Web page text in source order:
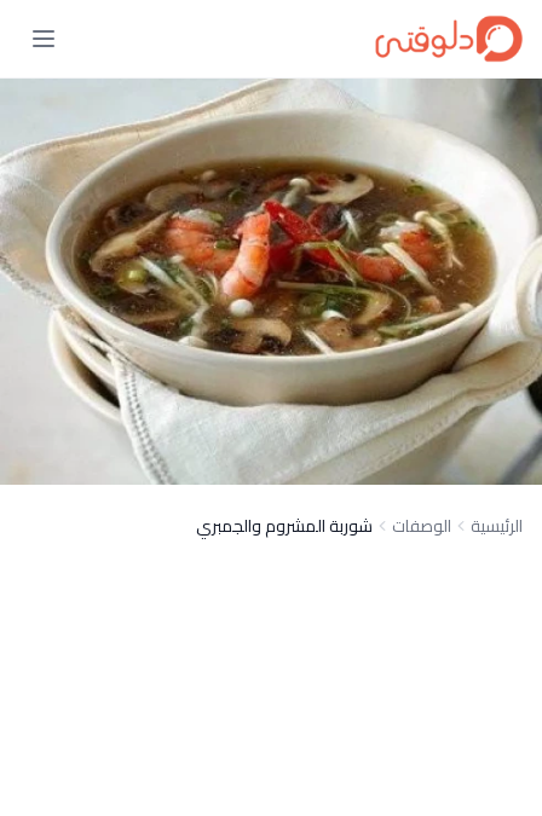
الرئيسية الوصفات شوربة المشروم والجمبري